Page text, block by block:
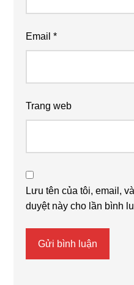
Email*
Trang web
Lưu tên của tôi, email,
duyệt này cho lần bình